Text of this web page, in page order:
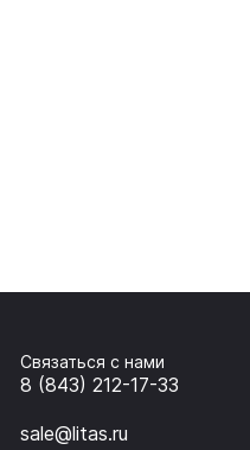
Связаться с нами
8 (843) 212-17-33
sale@litas.ru